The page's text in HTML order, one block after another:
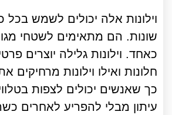
וילונות אלה יכולים לשמש
שונות. הם מתאימים לשטחי
כאחד. וילונות גלילה יוצרים
חלונות ואילו וילונות מרחיקים
כך שאנשים יכולים לצפות
עיתון מבלי להפריע לאחרים